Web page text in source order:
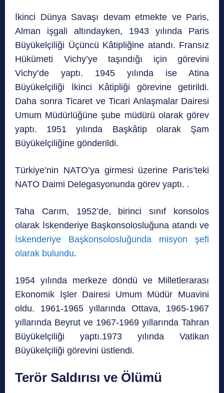
İkinci Dünya Savaşı devam etmekte ve Paris,
Alman işgali altındayken, 1943 yılında Paris
Büyükelçiliği Üçüncü Kâtipliğine atandı. Fransız
Hükümeti Vichy’ye taşındığı için görevini
Vichy’de yaptı. 1945 yılında ise Atina
Büyükelçiliği İkinci Kâtipliği görevine getirildi.
Daha sonra Ticaret ve Ticari Anlaşmalar Dairesi
Umum Müdürlüğüne şube müdürü olarak görev
yaptı. 1951 yılında Başkâtip olarak Şam
Büyükelçiliğine gönderildi.
Türkiye’nin NATO’ya girmesi üzerine Paris’teki
NATO Daimi Delegasyonunda görev yaptı. .
Taha Carım, 1952’de, birinci sınıf konsolos
olarak İskenderiye Başkonsolosluğuna atandı ve
İskenderiye Başkonsolosluğunda misyon şefi
olarak bulundu.
1954 yılında merkeze döndü ve Milletlerarası
Ekonomik İşler Dairesi Umum Müdür Muavini
oldu. 1961-1965 yıllarında Ottava, 1965-1967
yıllarında Beyrut ve 1967-1969 yıllarında Tahran
Büyükelçiliği yaptı.1973 yılında Vatikan
Büyükelçiliği görevini üstlendi.
Terör Saldırısı ve Ölümü